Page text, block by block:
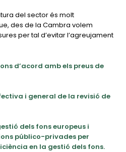
del sector és molt
des de la Cambra volem
per tal d’evitar l’agreujament
d’acord amb els preus de
i general de la revisió de
dels fons europeus i
público-privades per
en la gestió dels fons.